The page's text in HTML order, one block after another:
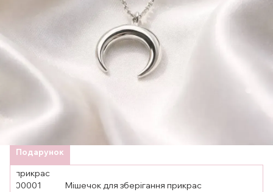
Подарунок
Мішечок для зберігання прикрас